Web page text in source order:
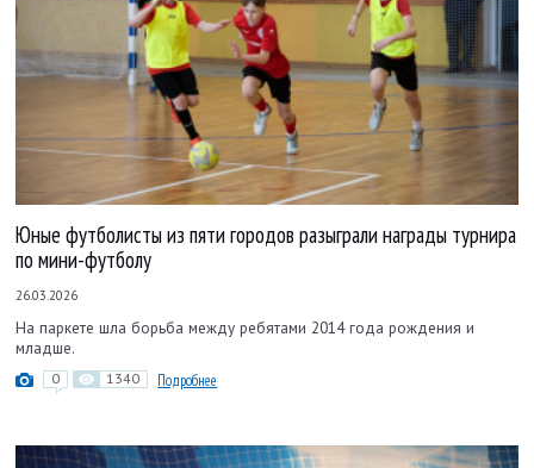
Юные футболисты из пяти городов разыграли награды турнира
по мини-футболу
26.03.2026
На паркете шла борьба между ребятами 2014 года рождения и
младше.
0 1340 Подробнее